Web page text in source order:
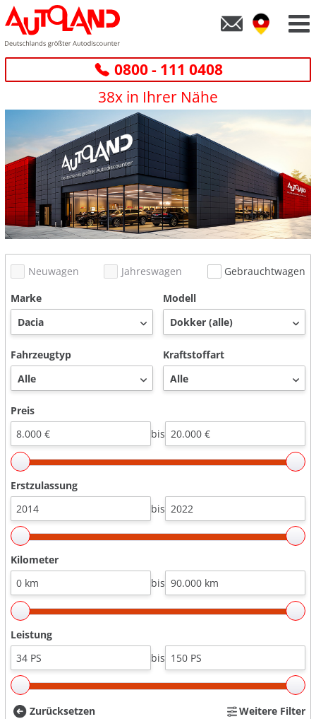
0800 - 111 0408
38x in Ihrer Nähe
Neuwagen Jahreswagen
Gebrauchtwagen
Marke
Modell
Fahrzeugtyp Kraftstoffart
Preis
bis
Erstzulassung
bis
Kilometer
bis
Leistung
bis
Zurücksetzen Weitere Filter